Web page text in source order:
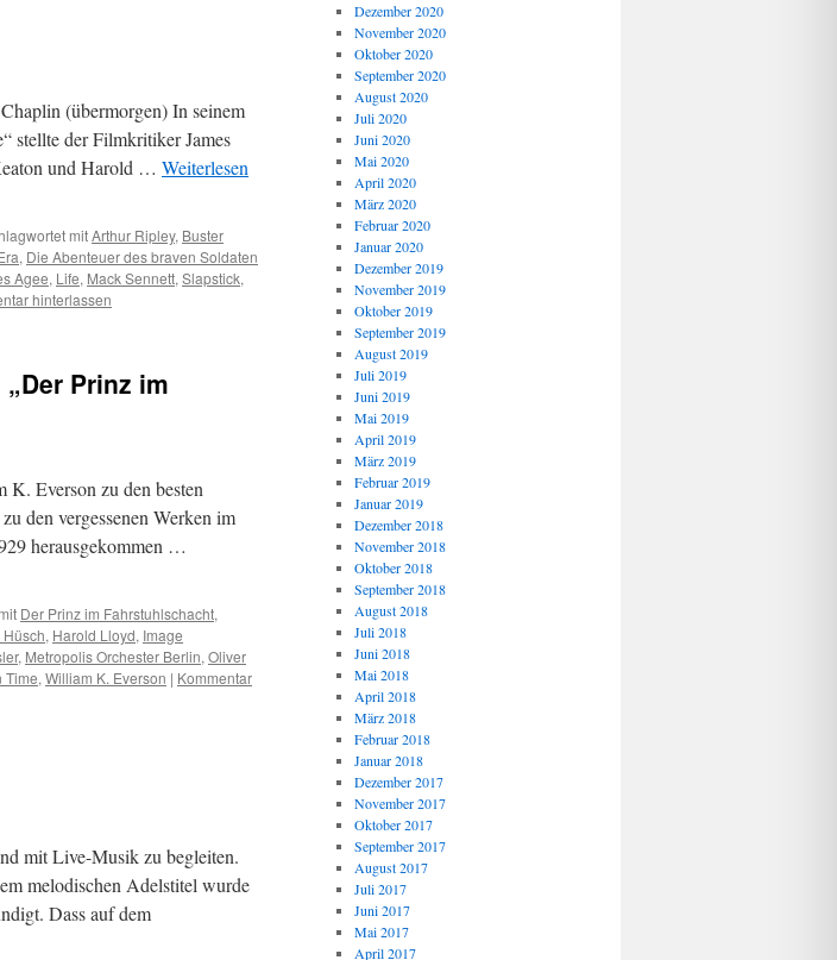
(übermorgen) In seinem
stellte der Filmkritiker James
und Harold … Weiterlesen
mitArthur Ripley, Buster
, Die Abenteuer des braven Soldaten
Agee, Life, Mack Sennett, Slapstick,
hinterlassen
Prinz im
Everson zu den besten
den vergessenen Werken im
herausgekommen …
Der Prinz im Fahrstuhlschacht,
, Harold Lloyd, Image
, Metropolis Orchester Berlin, Oliver
Time, William K. Everson | Kommentar
mit Live-Musik zu begleiten.
melodischen Adelstitel wurde
Dass auf dem
Dezember 2020
November 2020
Oktober 2020
September 2020
August 2020
Juli 2020
Juni 2020
Mai 2020
April 2020
März 2020
Februar 2020
Januar 2020
Dezember 2019
November 2019
Oktober 2019
September 2019
August 2019
Juli 2019
Juni 2019
Mai 2019
April 2019
März 2019
Februar 2019
Januar 2019
Dezember 2018
November 2018
Oktober 2018
September 2018
August 2018
Juli 2018
Juni 2018
Mai 2018
April 2018
März 2018
Februar 2018
Januar 2018
Dezember 2017
November 2017
Oktober 2017
September 2017
August 2017
Juli 2017
Juni 2017
Mai 2017
April 2017